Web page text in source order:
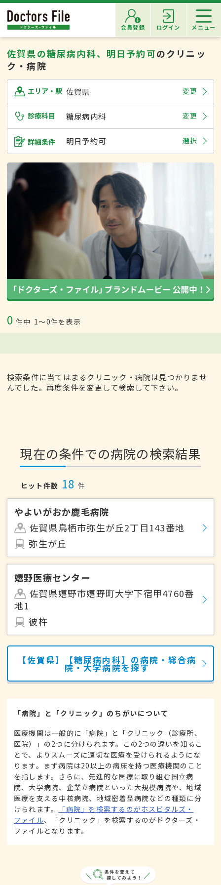
会員登録 ログイン メニュー
佐賀県の糖尿病内科、明日予約可のクリニッ
ク・病院
エリア・駅 佐賀県 変更
診療科目 糖尿病内科 変更
詳細条件 明日予約可 選択
0 件中 1〜0件を表示
検索条件に当てはまるクリニック・病院は見つかりませ
んでした。再度条件を変更して検索して下さい。
現在の条件での病院の検索結果
ヒット件数 18 件
やよいがおか鹿毛病院
佐賀県鳥栖市弥生が丘2丁目143番地
弥生が丘
嬉野医療センター
佐賀県嬉野市嬉野町大字下宿甲4760番
地1
彼杵
【佐賀県】【糖尿病内科】の病院・総合病
院・大学病院を探す
「病院」と「クリニック」のちがいについて
医療機関は一般的に「病院」と「クリニック（診療所、
医院）」の2つに分けられます。この2つの違いを知るこ
とで、よりスムーズに適切な医療を受けられるようにな
ります。まず病院は20以上の病床を持つ医療機関のこと
を指します。さらに、先進的な医療に取り組む国立病
院、大学病院、企業立病院といった大規模病院や、地域
医療を支える中核病院、地域密着型病院などの種類に分
けられます。
「病院」を検索するのがホスピタルズ・
ファイル、「クリニック」を検索するのがドクターズ・
ファイルとなります。